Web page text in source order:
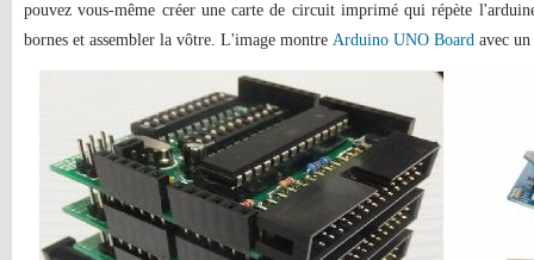
pouvez vous-même créer une carte de circuit imprimé qui répète
bornes et assembler la vôtre. L'image montre Arduino UNO Board avec